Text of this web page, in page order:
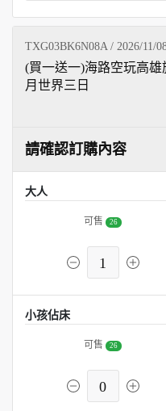
TXG03BK6N08A / 2026/11/
(買一送一)海路空玩高雄
月世界三日
請確認訂購內容
大人
可售 26
1
小孩佔床
可售 26
0